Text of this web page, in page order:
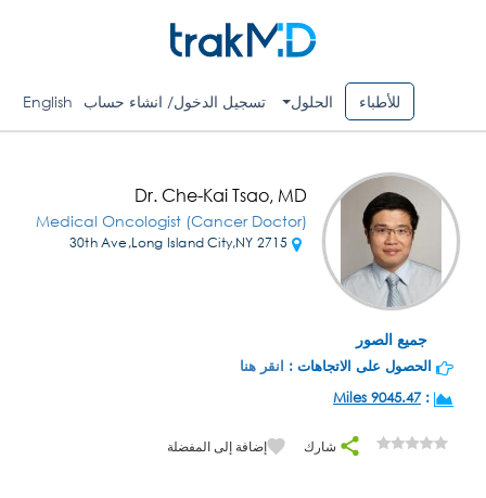
للأطباء الحلول تسجيل الدخول/ انشاء حساب English
جميع الصور
Dr. Che-Kai Tsao, MD
Medical Oncologist (Cancer Doctor)
الحصول على الاتجاهات : انقر هنا
:
9045.47 Miles
شارك إضافة إلى المفضلة